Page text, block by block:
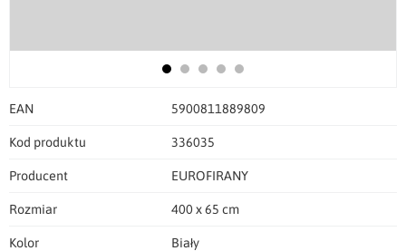
EAN 5900811889809
Kod produktu 336035
Producent EUROFIRANY
Rozmiar 400 x 65 cm
Kolor Biały